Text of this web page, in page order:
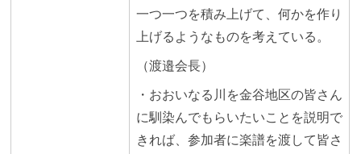
一つ一つを積み上げて、何かを作り
上げるようなものを考えている。
（渡邉会長）
・おおいなる川を金谷地区の皆さん
に馴染んでもらいたいことを説明で
きれば、参加者に楽譜を渡して皆さ